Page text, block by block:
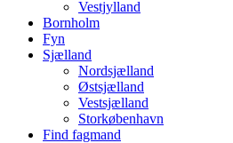
Vestjylland
Bornholm
Fyn
Sjælland
Nordsjælland
Østsjælland
Vestsjælland
Storkøbenhavn
Find fagmand